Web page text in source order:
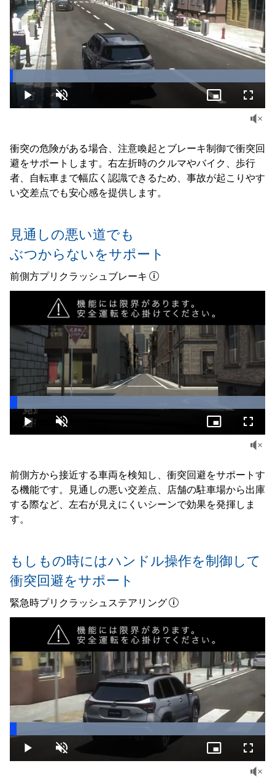
衝突の危険がある場合、注意喚起とブレーキ制御で衝突回
避をサポートします。右左折時のクルマやバイク、歩行
者、自転車まで幅広く認識できるため、事故が起こりやす
い交差点でも安心感を提供します。
Play Unmute
100.00%
Picture-
in-
見通しの悪い道でも
ぶつからないをサポート
前側方プリクラッシュブレーキ
前側方から接近する車両を検知し、衝突回避をサポートす
る機能です。見通しの悪い交差点、店舗の駐車場から出庫
する際など、左右が見えにくいシーンで効果を発揮しま
す。
Play Unmute
100.00%
Picture-
in-
もしもの時にはハンドル操作を制御して
衝突回避をサポート
緊急時プリクラッシュステアリング
Play Unmute
100.00%
Picture-
in-